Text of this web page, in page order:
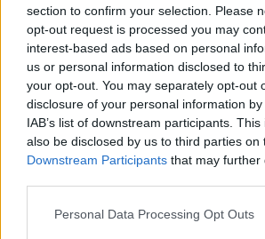
section to confirm your selection. Please
opt-out request is processed you may
interest-based ads based on personal
us or personal information disclosed to
your opt-out. You may separately opt-out
disclosure of your personal information
IAB’s list of downstream participants.
also be disclosed by us to third parties on
Downstream Participants that may further
Personal Data Processing Opt Outs
Parandalohet
kontrabandim
Prush